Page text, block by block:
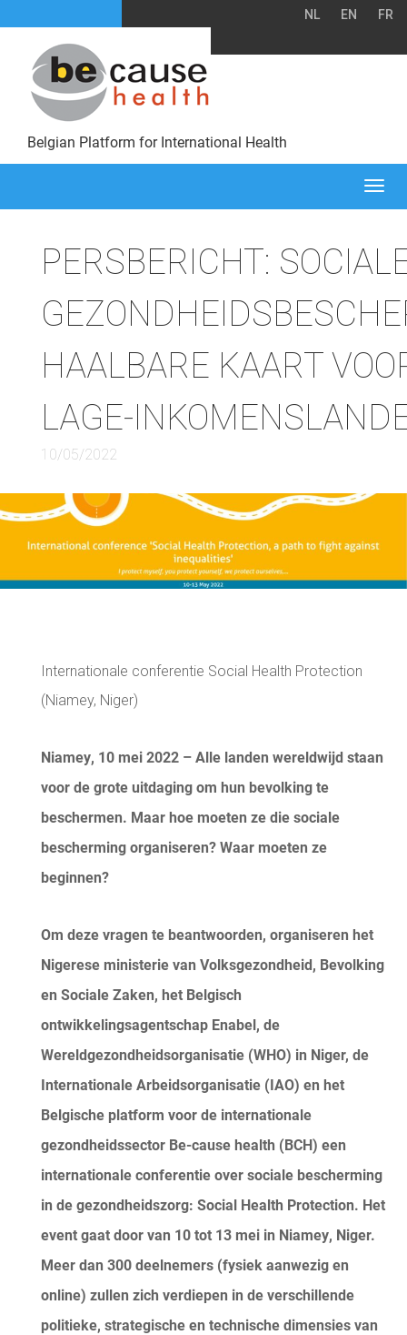
NL EN FR
Belgian Platform for International Health
PERSBERICHT:
HAALBARE KAART
LAGE-
10/05/2022
Internationale conferentie Social Health Protection
(Niamey, Niger)
Niamey, 10 mei 2022 – Alle landen wereldwijd staan
voor de grote uitdaging om hun bevolking te
beschermen. Maar hoe moeten ze die sociale
bescherming organiseren? Waar moeten ze
beginnen?
Om deze vragen te beantwoorden, organiseren het
Nigerese ministerie van Volksgezondheid, Bevolking
en Sociale Zaken, het Belgisch
ontwikkelingsagentschap Enabel, de
Wereldgezondheidsorganisatie (WHO) in Niger, de
Internationale Arbeidsorganisatie (IAO) en het
Belgische platform voor de internationale
gezondheidssector Be-cause health (BCH) een
internationale conferentie over sociale bescherming
in de gezondheidszorg: Social Health Protection. Het
event gaat door van 10 tot 13 mei in Niamey, Niger.
Meer dan 300 deelnemers (fysiek aanwezig en
online) zullen zich verdiepen in de verschillende
politieke, strategische en technische dimensies van